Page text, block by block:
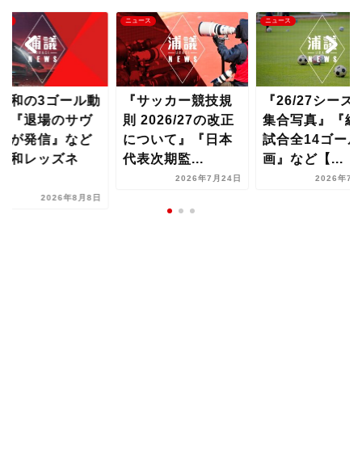
和の3ゴール動
『退場のサヴ
が発信』など
和レッズネ
2026年8月8日
ニュース
『サッカー競技規
則 2026/27の改正
について』『日本
代表次期監...
2026年7月24日
ニュース
『26/27シーズ
集合写真』『練
試合全14ゴー
画』など【...
2026年7